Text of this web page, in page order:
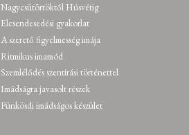
Nagycsütörtöktől Húsvétig
Elcsendesedési gyakorlat
A szerető figyelmesség imája
Ritmikus imamód
Szemlélődés szentírási történettel
Imádságra javasolt részek
Pünkösdi imádságos készület